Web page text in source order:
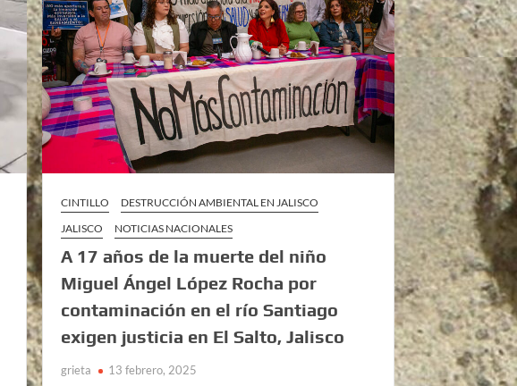
CINTILLO
DESTRUCCIÓN AMBIENTAL EN JALISCO
JALISCO
NOTICIAS NACIONALES
A 17 años de la muerte del niño
Miguel Ángel López Rocha por
contaminación en el río Santiago
exigen justicia en El Salto, Jalisco
grieta 13 febrero, 2025